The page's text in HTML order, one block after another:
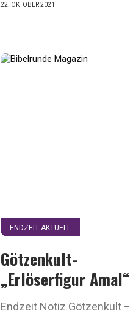
22. OKTOBER 2021
ENDZEIT AKTUELL
Götzenkult-
„Erlöserfigur Amal“
Endzeit Notiz Götzenkult –